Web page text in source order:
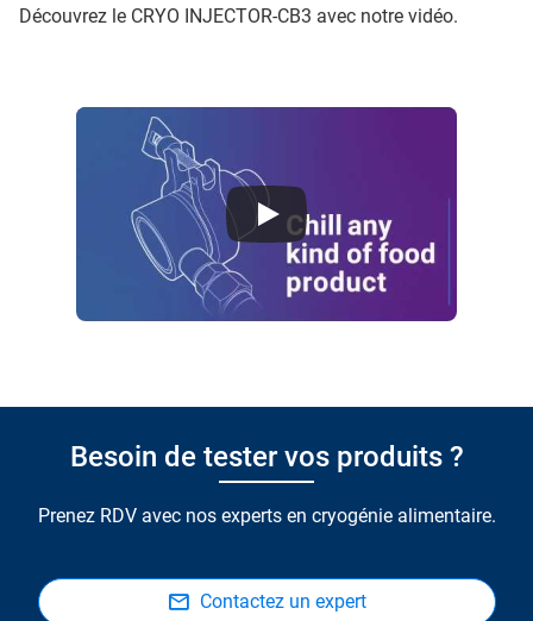
Découvrez le CRYO INJECTOR-CB3 avec notre vidéo.
Besoin de tester vos produits ?
Prenez RDV avec nos experts en cryogénie alimentaire.
Contactez un expert